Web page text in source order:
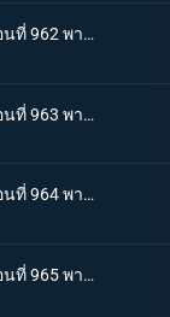
One piece วันพีช ตอนที่ 962 พากย์ไทย ชะตาชีวิตที่เปลี่ยนแปลง กลุ่มโจรสลัดหนวดขาวเกยตื้น!!
One piece วันพีช ตอนที่ 963 พากย์ไทย ความมุ่งมั่นของโอเด้ง! การทดสอบของหนวดขาว!
One piece วันพีช ตอนที่ 964 พากย์ไทย น้องชายของหนวดขาว! การผจญภัยของโอเด้ง!
One piece วันพีช ตอนที่ 965 พากย์ไทย ดวลดาบ! โรเจอร์กับหนวดขาว!